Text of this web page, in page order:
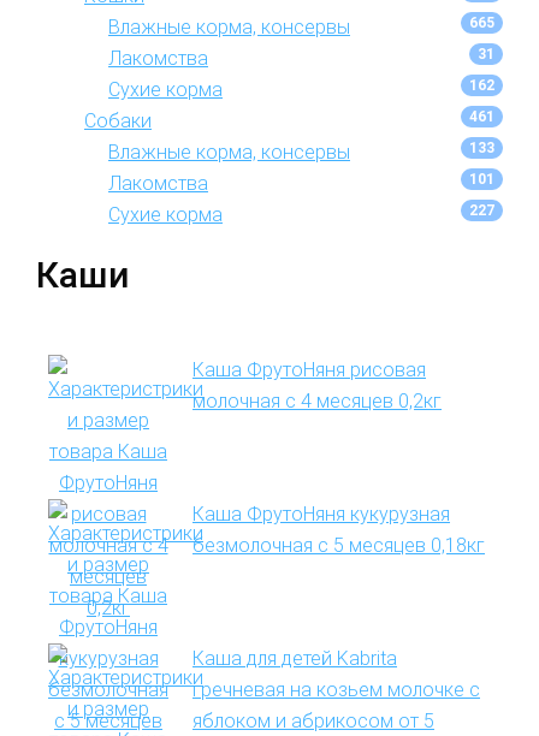
Влажные корма, консервы 665
Лакомства 31
Сухие корма 162
Собаки 461
Влажные корма, консервы 133
Лакомства 101
Сухие корма 227
Каши
Каша ФрутоНяня рисовая
молочная с 4 месяцев 0,2кг
Каша ФрутоНяня кукурузная
безмолочная с 5 месяцев 0,18кг
Каша для детей Kabrita
гречневая на козьем молочке с
яблоком и абрикосом от 5